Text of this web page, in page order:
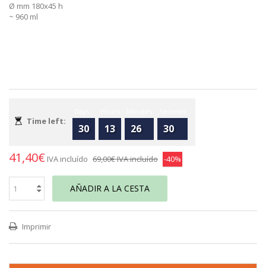
Ø mm 180x45 h
~ 960 ml
Time left:
30 13 26 30
41,40€ IVA incluído 69,00€IVA incluído -40%
AÑADIR A LA CESTA
Imprimir